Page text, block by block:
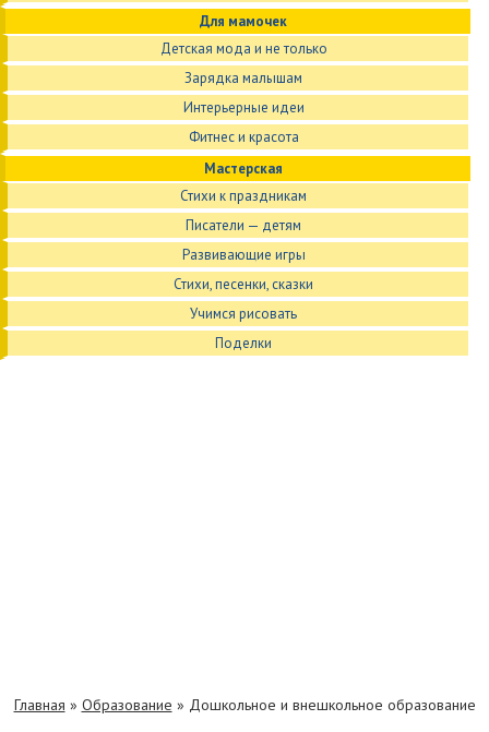
Для мамочек
Детская мода и не только
Зарядка малышам
Интерьерные идеи
Фитнес и красота
Мастерская
Стихи к праздникам
Писатели — детям
Развивающие игры
Стихи, песенки, сказки
Учимся рисовать
Поделки
Главная » Образование » Дошкольное и внешкольное образование